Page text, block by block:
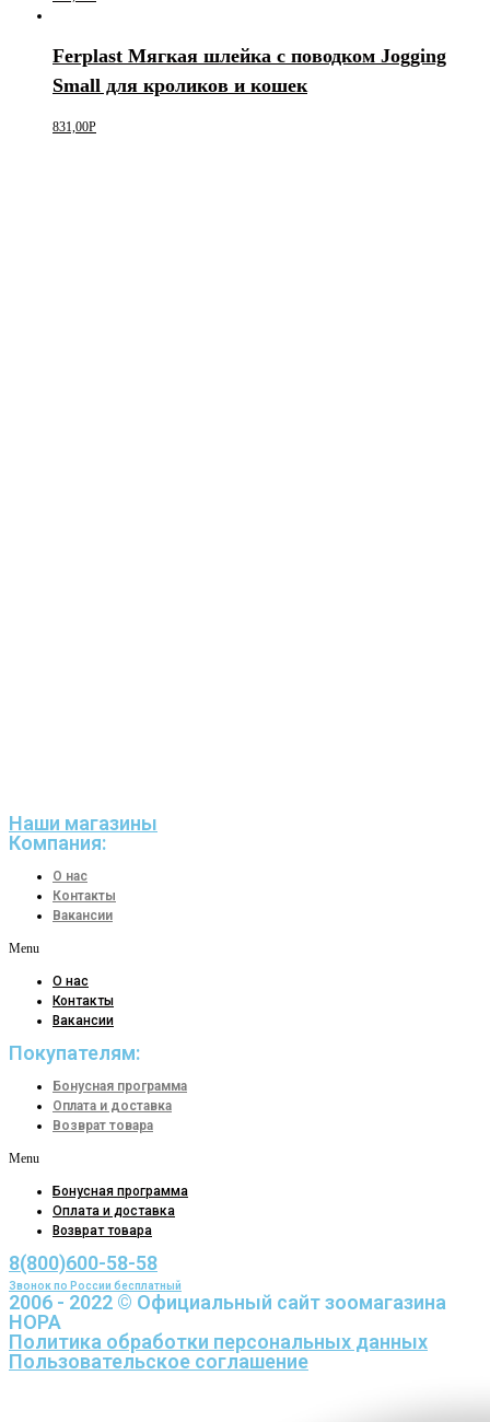
Ferplast Мягкая шлейка с поводком Jogging
Small для кроликов и кошек
831,00Р
Наши магазины
Компания:
О нас
Контакты
Вакансии
Menu
О нас
Контакты
Вакансии
Покупателям:
Бонусная программа
Оплата и доставка
Возврат товара
Menu
Бонусная программа
Оплата и доставка
Возврат товара
8(800)600-58-58
Звонок по России бесплатный
2006 - 2022 © Официальный сайт зоомагазина
НОРА
Политика обработки персональных данных
Пользовательское соглашение